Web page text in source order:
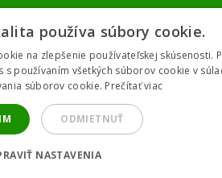
používa súbory cookie.
na zlepšenie používateľskej skúsenosti.
používaním všetkých súborov cookie v
súborov cookie. Prečítať viac
ODMIETNUŤ
NASTAVENIA